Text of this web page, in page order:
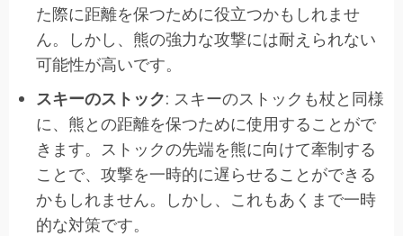
た際に距離を保つために役立つかもしれませ
ん。しかし、熊の強力な攻撃には耐えられない
可能性が高いです。
スキーのストック: スキーのストックも杖と同様
に、熊との距離を保つために使用することがで
きます。ストックの先端を熊に向けて牽制する
ことで、攻撃を一時的に遅らせることができる
かもしれません。しかし、これもあくまで一時
的な対策です。